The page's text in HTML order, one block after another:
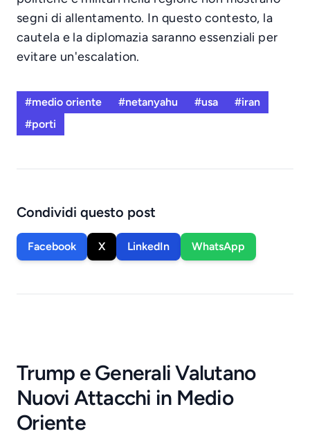
segni di allentamento. In questo contesto, la
cautela e la diplomazia saranno essenziali per
evitare un'escalation.
#medio oriente #netanyahu #usa
#iran
#porti
Condividi questo post
Facebook X LinkedIn WhatsApp
Trump e Generali Valutano
Nuovi Attacchi in Medio
Oriente